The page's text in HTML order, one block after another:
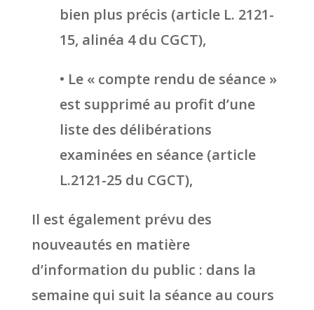
bien plus précis (article L. 2121-
15, alinéa 4 du CGCT),
• Le « compte rendu de séance »
est supprimé au profit d’une
liste des délibérations
examinées en séance (article
L.2121-25 du CGCT),
Il est également prévu des
nouveautés en matière
d’information du public : dans la
semaine qui suit la séance au cours